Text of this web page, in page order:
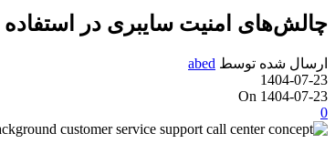
چالش‌های امنیت سایبری در استفاده
ارسال شده توسط abed
1404-07-23
On 1404-07-23
0